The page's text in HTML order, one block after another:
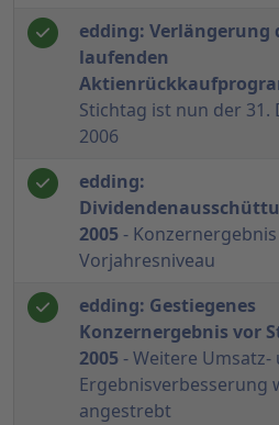
edding: Verlängerung
laufenden
Stichtag ist nun der 31.
2006
edding:
2005-
Vorjahresniveau
edding: Gestiegenes
Konzernergebnis vor
2005 - Weitere Umsatz-
Ergebnisverbesserung
angestrebt